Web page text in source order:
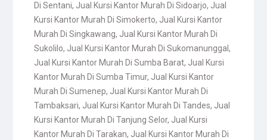
Di Sentani, Jual Kursi Kantor Murah Di Sidoarjo, Jual
Kursi Kantor Murah Di Simokerto, Jual Kursi Kantor
Murah Di Singkawang, Jual Kursi Kantor Murah Di
Sukolilo, Jual Kursi Kantor Murah Di Sukomanunggal ,
Jual Kursi Kantor Murah Di Sumba Barat, Jual Kursi
Kantor Murah Di Sumba Timur, Jual Kursi Kantor
Murah Di Sumenep, Jual Kursi Kantor Murah Di
Tambaksari, Jual Kursi Kantor Murah Di Tandes, Jual
Kursi Kantor Murah Di Tanjung Selor, Jual Kursi
Kantor Murah Di Tarakan, Jual Kursi Kantor Murah Di